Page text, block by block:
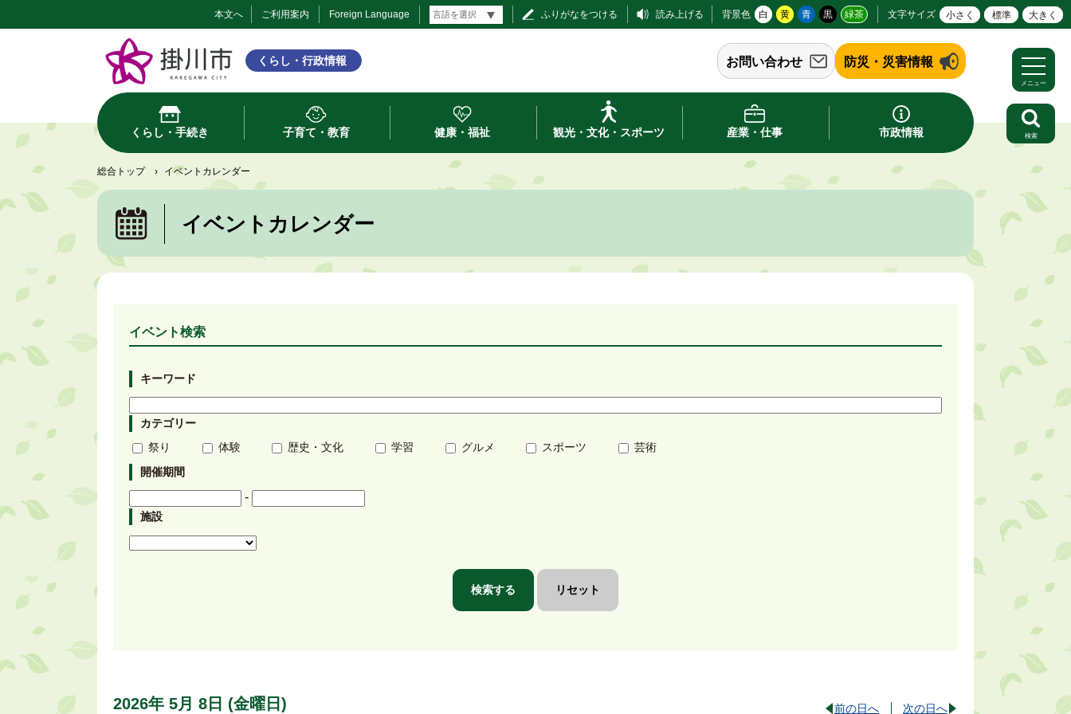
本文へ ご利用案内 Foreign Language ふりがなをつける 読み上げる 背景色 白 黄 青 黒 緑茶 文字サイズ 小さく 標準 大きく
くらし・行政情報 お問い合わせ 防災・災害情報
くらし・手続き 子育て・教育 健康・福祉 観光・文化・スポーツ 産業・仕事 市政情報
メニュー
検索
総合トップ › イベントカレンダー
イベントカレンダー
イベント検索
キーワード
カテゴリー
祭り
体験 歴史・文化 学習 グルメ スポーツ
芸術
開催期間
-
施設
2026年 5月 8日 (金曜日 ) 前の日へ 次の日へ